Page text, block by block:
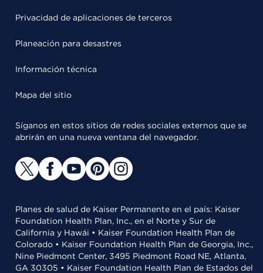
Privacidad de aplicaciones de terceros
Planeación para desastres
Información técnica
Mapa del sitio
Síganos en estos sitios de redes sociales externos que se
abrirán en una nueva ventana del navegador.
Planes de salud de Kaiser Permanente en el país: Kaiser
Foundation Health Plan, Inc., en el Norte y Sur de
California y Hawái • Kaiser Foundation Health Plan de
Colorado • Kaiser Foundation Health Plan de Georgia, Inc.,
Nine Piedmont Center, 3495 Piedmont Road NE, Atlanta,
GA 30305 • Kaiser Foundation Health Plan de Estados del